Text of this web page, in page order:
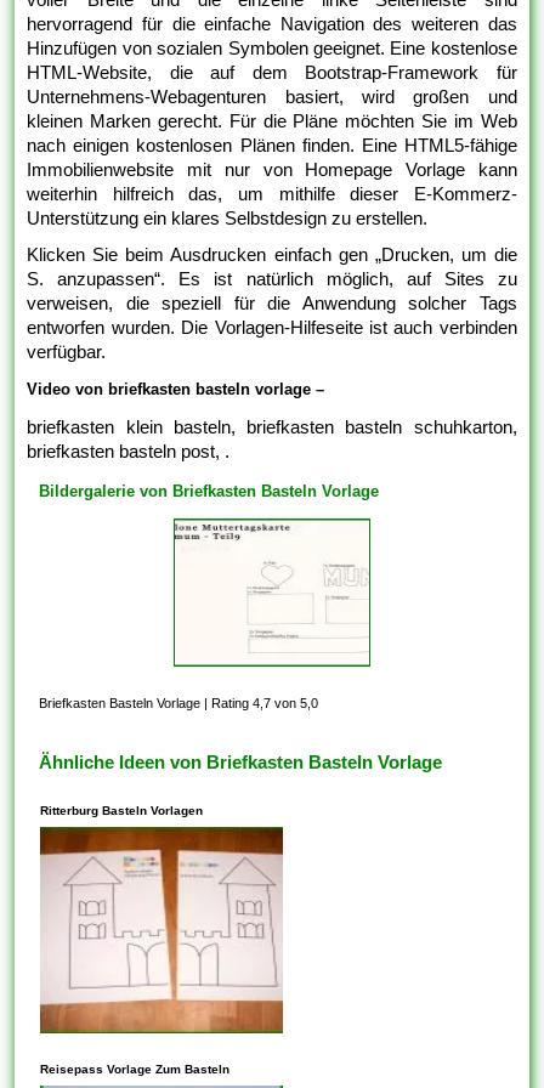
hervorragend für die einfache Navigation des weiteren das
Hinzufügen von sozialen Symbolen geeignet. Eine kostenlose
HTML-Website, die auf dem Bootstrap-Framework für
Unternehmens-Webagenturen basiert, wird großen und
kleinen Marken gerecht. Für die Pläne möchten Sie im Web
nach einigen kostenlosen Plänen finden. Eine HTML5-fähige
Immobilienwebsite mit nur von Homepage Vorlage kann
weiterhin hilfreich das, um mithilfe dieser E-Kommerz-
Unterstützung ein klares Selbstdesign zu erstellen.
Klicken Sie beim Ausdrucken einfach gen „Drucken, um die
S. anzupassen“. Es ist natürlich möglich, auf Sites zu
verweisen, die speziell für die Anwendung solcher Tags
entworfen wurden. Die Vorlagen-Hilfeseite ist auch verbinden
verfügbar.
Video von briefkasten basteln vorlage –
briefkasten klein basteln, briefkasten basteln schuhkarton,
briefkasten basteln post, .
Bildergalerie von Briefkasten Basteln Vorlage
Briefkasten Basteln Vorlage Rating 4,7 von 5,0
Ähnliche Ideen von Briefkasten Basteln Vorlage
Ritterburg Basteln Vorlagen
dieses Ihnen frei, Vorlagen zu
Reisepass Vorlage Zum Basteln